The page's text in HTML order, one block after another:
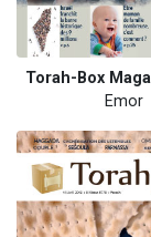
Torah-Box
Emor